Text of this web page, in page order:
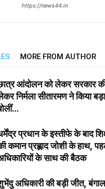
https://news44.in
MORE FROM AUTHOR
आंदोलन को लेकर सरकार
निर्मला सीतारमण ने किया
प्रधान के इस्तीफे के बाद
कमान प्रह्लाद जोशी के हाथ,
के साथ की बैठक
अधिकारी की बड़ी जीत,